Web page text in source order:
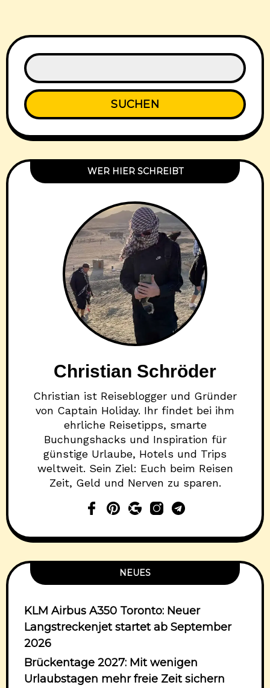
SUCHEN
WER HIER SCHREIBT
Christian Schröder
Christian ist Reiseblogger und Gründer
von Captain Holiday. Ihr findet bei ihm
ehrliche Reisetipps, smarte
Buchungshacks und Inspiration für
günstige Urlaube, Hotels und Trips
weltweit. Sein Ziel: Euch beim Reisen
Zeit, Geld und Nerven zu sparen.
NEUES
KLM Airbus A350 Toronto: Neuer
Langstreckenjet startet ab September
2026
Brückentage 2027: Mit wenigen
Urlaubstagen mehr freie Zeit sichern